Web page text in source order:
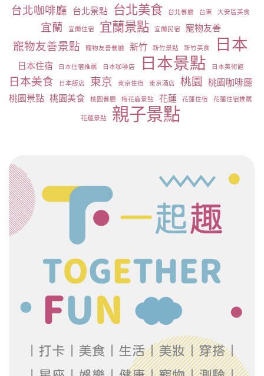
台北咖啡廳 台北景點 台北美食 台北餐廳 台東 大安區美食
宜蘭 宜蘭住宿 宜蘭景點 宜蘭民宿 寵物友善
寵物友善景點 寵物友善餐廳 新竹 新竹景點 新竹美食 日本
日本住宿 日本住宿推薦 日本咖啡店 日本景點 日本美術館
日本美食 日本飯店 東京 東京住宿 東京酒店 桃園
桃園咖啡廳
桃園景點 桃園美食 桃園餐廳 梅花鹿景點 花蓮 花蓮住宿 花蓮住宿推薦
花蓮景點 親子景點